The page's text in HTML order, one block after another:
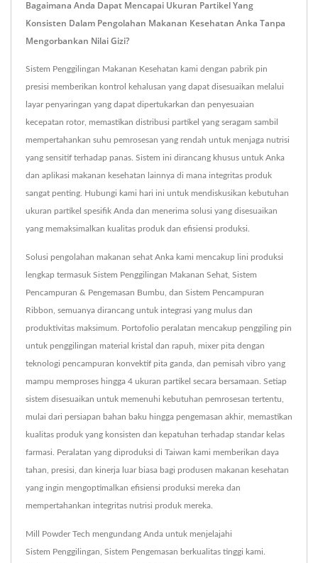
Bagaimana Anda Dapat Mencapai Ukuran Partikel Yang
Konsisten Dalam Pengolahan Makanan Kesehatan Anka Tanpa
Mengorbankan Nilai Gizi?
Sistem Penggilingan Makanan Kesehatan kami dengan pabrik pin
presisi memberikan kontrol kehalusan yang dapat disesuaikan melalui
layar penyaringan yang dapat dipertukarkan dan penyesuaian
kecepatan rotor, memastikan distribusi partikel yang seragam sambil
mempertahankan suhu pemrosesan yang rendah untuk menjaga nutrisi
yang sensitif terhadap panas. Sistem ini dirancang khusus untuk Anka
dan aplikasi makanan kesehatan lainnya di mana integritas produk
sangat penting. Hubungi kami hari ini untuk mendiskusikan kebutuhan
ukuran partikel spesifik Anda dan menerima solusi yang disesuaikan
yang memaksimalkan kualitas produk dan efisiensi produksi.
Solusi pengolahan makanan sehat Anka kami mencakup lini produksi
lengkap termasuk Sistem Penggilingan Makanan Sehat, Sistem
Pencampuran & Pengemasan Bumbu, dan Sistem Pencampuran
Ribbon, semuanya dirancang untuk integrasi yang mulus dan
produktivitas maksimum. Portofolio peralatan mencakup penggiling pin
untuk penggilingan material kristal dan rapuh, mixer pita dengan
teknologi pencampuran konvektif pita ganda, dan pemisah vibro yang
mampu memproses hingga 4 ukuran partikel secara bersamaan. Setiap
sistem disesuaikan untuk memenuhi kebutuhan pemrosesan tertentu,
mulai dari persiapan bahan baku hingga pengemasan akhir, memastikan
kualitas produk yang konsisten dan kepatuhan terhadap standar kelas
farmasi. Peralatan yang diproduksi di Taiwan kami memberikan daya
tahan, presisi, dan kinerja luar biasa bagi produsen makanan kesehatan
yang ingin mengoptimalkan efisiensi produksi mereka dan
mempertahankan integritas nutrisi produk mereka.
Mill Powder Tech mengundang Anda untuk menjelajahi
Sistem Penggilingan, Sistem Pengemasan berkualitas tinggi kami.